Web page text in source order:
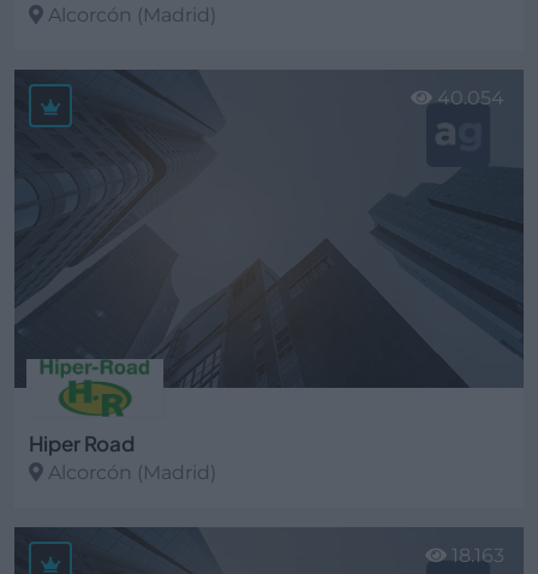
Alcorcón (Madrid)
Ver más
Hiper Road
Alcorcón (Madrid)
Ver más
40.054
18.163